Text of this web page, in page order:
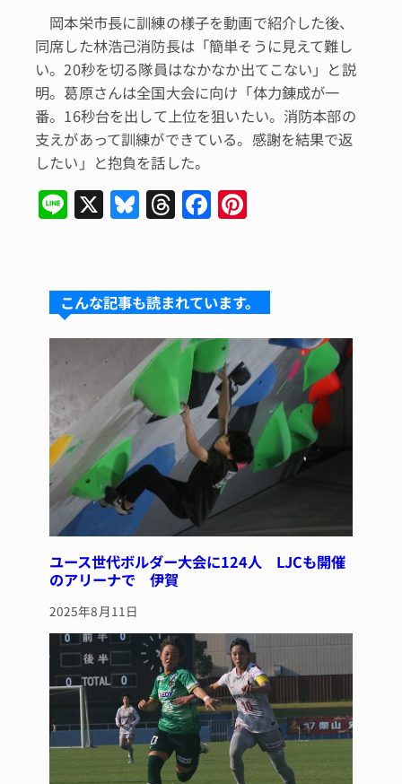
岡本栄市長に訓練の様子を動画で紹介した後、
同席した林浩己消防長は「簡単そうに見えて難し
い。20秒を切る隊員はなかなか出てこない」と説
明。葛原さんは全国大会に向け「体力錬成が一
番。16秒台を出して上位を狙いたい。消防本部の
支えがあって訓練ができている。感謝を結果で返
したい」と抱負を話した。
Li
n
X Bl
u
s
k
y
T
hr
a
d
s
F
a
e
b
o
o
k
re
st
こんな記事も読まれています。
ユース世代ボルダー大会に124人 LJCも開催
のアリーナで 伊賀
2025年8月11日